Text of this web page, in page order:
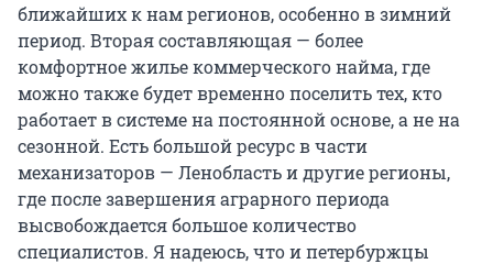
ближайших к нам регионов, особенно в зимний
период. Вторая составляющая — более
комфортное жилье коммерческого найма, где
можно также будет временно поселить тех, кто
работает в системе на постоянной основе, а не на
сезонной. Есть большой ресурс в части
механизаторов — Ленобласть и другие регионы,
где после завершения аграрного периода
высвобождается большое количество
специалистов. Я надеюсь, что и петербуржцы